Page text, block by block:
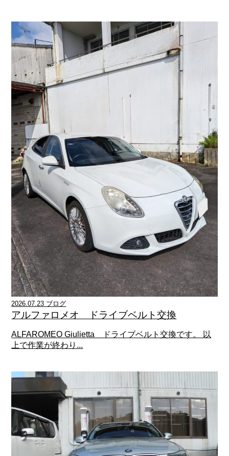
2026.07.23 ブログ
アルファロメオ ドライブベルト交換
ALFAROMEO Giulietta ドライブベルト交換です。 以
上で作業が終わり...